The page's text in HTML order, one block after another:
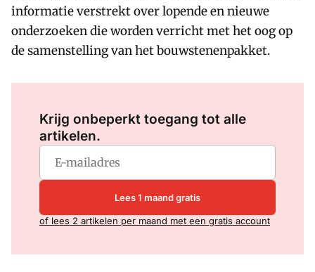
informatie verstrekt over lopende en nieuwe
onderzoeken die worden verricht met het oog op
de samenstelling van het bouwstenenpakket.
Krijg onbeperkt toegang tot alle
artikelen.
Lees 1 maand gratis
of lees 2 artikelen per maand met een gratis account